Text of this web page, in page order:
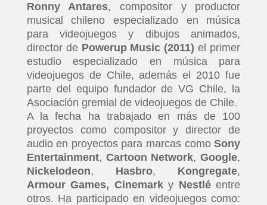
Ronny Antares, compositor y productor
musical chileno especializado en música
para videojuegos y dibujos animados,
director de Powerup Music (2011) el primer
estudio especializado en música para
videojuegos de Chile, además el 2010 fue
parte del equipo fundador de VG Chile, la
Asociación gremial de videojuegos de Chile.
A la fecha ha trabajado en más de 100
proyectos como compositor y director de
audio en proyectos para marcas comoSony
Entertainment, Cartoon Network,Google,
Nickelodeon, Hasbro, Kongregate,
Armour Games, Cinemarky Nestl éentre
otros. Ha participado en videojuegos como: